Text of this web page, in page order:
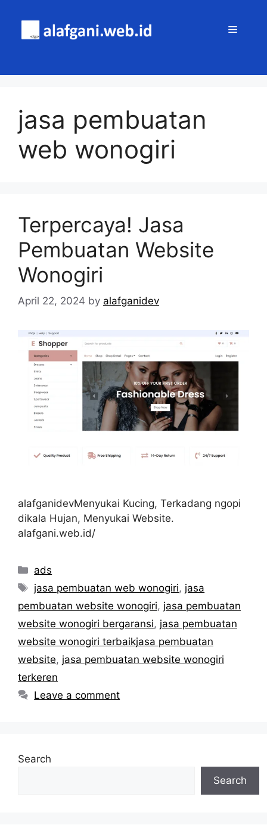
content
MENU
jasa pembuatan
web wonogiri
Terpercaya! Jasa
Pembuatan Website
Wonogiri
April 22, 2024 by alafganidev
alafganidevMenyukai Kucing, Terkadang ngopi
dikala Hujan, Menyukai Website.
alafgani.web.id/
Categories
ads
Tags
jasa pembuatan web wonogiri, jasa
pembuatan website wonogiri, jasa pembuatan
website wonogiri bergaransi, jasa pembuatan
website wonogiri terbaikjasa pembuatan
website, jasa pembuatan website wonogiri
terkeren
Leave a comment
Search
Search